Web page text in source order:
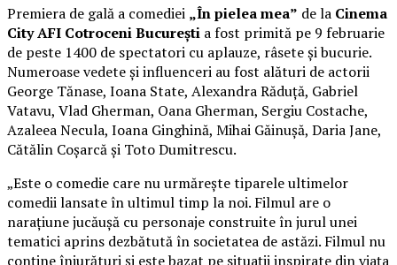
Premiera de gală a comediei „În pielea mea” de la Cinema
City AFI Cotroceni București a fost primită pe 9 februarie
de peste 1400 de spectatori cu aplauze, râsete și bucurie.
Numeroase vedete și influenceri au fost alături de actorii
George Tănase, Ioana State, Alexandra Răduță, Gabriel
Vatavu, Vlad Gherman, Oana Gherman, Sergiu Costache,
Azaleea Necula, Ioana Ginghină, Mihai Găinușă, Daria Jane,
Cătălin Coșarcă și Toto Dumitrescu.
„Este o comedie care nu urmărește tiparele ultimelor
comedii lansate în ultimul timp la noi. Filmul are o
narațiune jucăușă cu personaje construite în jurul unei
tematici aprins dezbătută în societatea de astăzi. Filmul nu
conține înjurături și este bazat pe situații inspirate din viața